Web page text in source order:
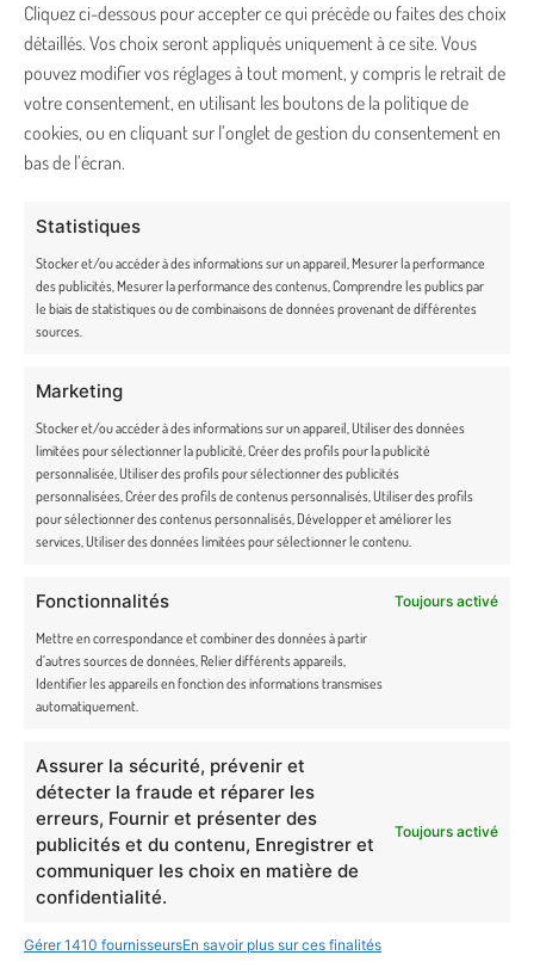
Cliquez ci-dessous pour accepter ce qui précède ou faites des choix
détaillés. Vos choix seront appliqués uniquement à ce site. Vous
pouvez modifier vos réglages à tout moment, y compris le retrait de
votre consentement, en utilisant les boutons de la politique de
cookies, ou en cliquant sur l’onglet de gestion du consentement en
bas de l’écran.
Statistiques
Stocker et/ou accéder à des informations sur un appareil, Mesurer la performance
des publicités, Mesurer la performance des contenus, Comprendre les publics par
le biais de statistiques ou de combinaisons de données provenant de différentes
sources.
Marketing
Stocker et/ou accéder à des informations sur un appareil, Utiliser des données
limitées pour sélectionner la publicité, Créer des profils pour la publicité
personnalisée, Utiliser des profils pour sélectionner des publicités
personnalisées, Créer des profils de contenus personnalisés, Utiliser des profils
pour sélectionner des contenus personnalisés, Développer et améliorer les
services, Utiliser des données limitées pour sélectionner le contenu.
Fonctionnalités Toujours activé
Mettre en correspondance et combiner des données à partir
d’autres sources de données, Relier différents appareils,
Identifier les appareils en fonction des informations transmises
automatiquement.
Assurer la sécurité, prévenir et
détecter la fraude et réparer les
erreurs, Fournir et présenter des
publicités et du contenu, Enregistrer et
communiquer les choix en matière de
confidentialité.
Toujours activé
Gérer 1410 fournisseursEn savoir plus sur ces finalités
Fidélité
Rétractation et retours
CONTACT
Lundi – vendredi de 9h30 à 17h30
NEWSLETTER
Rejoignez la famille Truffe & Moustache et bénéficiez d’un code promo
exclusif ! Soyez les premiers à découvrir toutes nos actualités en avant-
En cochant cette case, j’accepte de recevoir la newsletter du site
de Truffe & Moustache.
Newsletter Truffe et Moustache